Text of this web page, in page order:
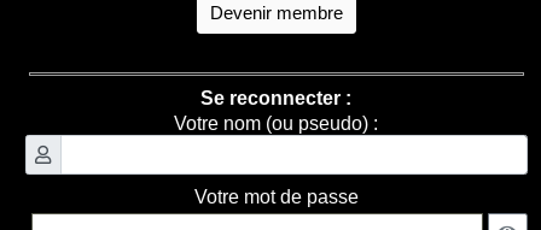
Devenir membre
Se reconnecter :
Votre nom (ou pseudo) :
Votre mot de passe